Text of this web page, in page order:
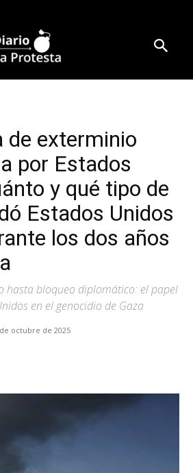
de exterminio
por Estados
y qué tipo de
Estados Unidos
los dos años
hasta bloqueo diplomático: el papel
en el genocidio de Gaza
octubre de 2025